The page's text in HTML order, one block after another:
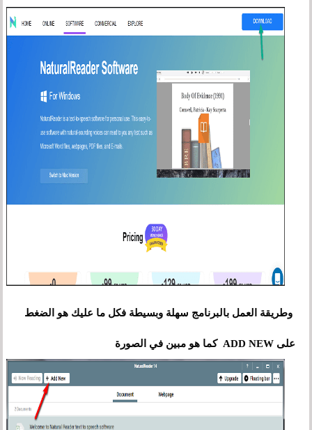
وطريقة العمل بالبرنامج سهلة وبسيطة فكل ما عليك هو الضغط
على ADD NEW كما هو مبين في الصورة